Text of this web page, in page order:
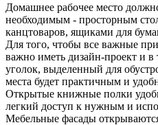
Домашнее рабочее место
необходимым - просторным
канцтоваров, ящиками для
Для того, чтобы все важные
важно иметь дизайн-проект и
уголок, выделенный для
места будет практичным и
Открытые книжные полки
легкий доступ к нужным и
Мебельные фасады